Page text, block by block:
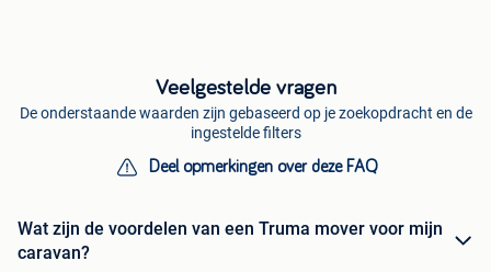
Veelgestelde vragen
De onderstaande waarden zijn gebaseerd op je zoekopdracht en de
ingestelde filters
Deel opmerkingen over deze FAQ
Wat zijn de voordelen van een Truma mover voor mijn
caravan?